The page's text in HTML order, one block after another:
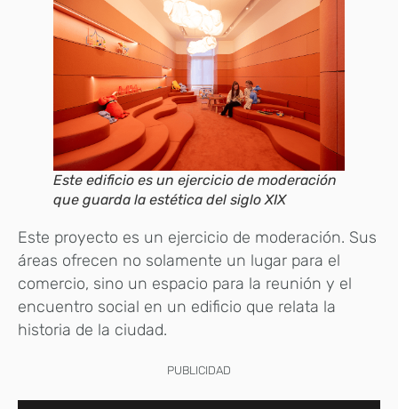
Este edificio es un ejercicio de moderación
que guarda la estética del siglo XIX
Este proyecto es un ejercicio de moderación. Sus
áreas ofrecen no solamente un lugar para el
comercio, sino un espacio para la reunión y el
encuentro social en un edificio que relata la
historia de la ciudad.
PUBLICIDAD